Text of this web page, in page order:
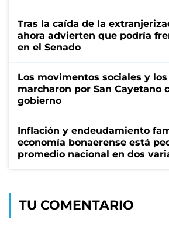
Tras la caída de la
ahora advierten que podría
en el Senado
Los movimentos sociales y
marcharon por San Cayetano
gobierno
Inflación y endeudamiento
economía bonaerense está
promedio nacional en dos
TU COMENTARIO